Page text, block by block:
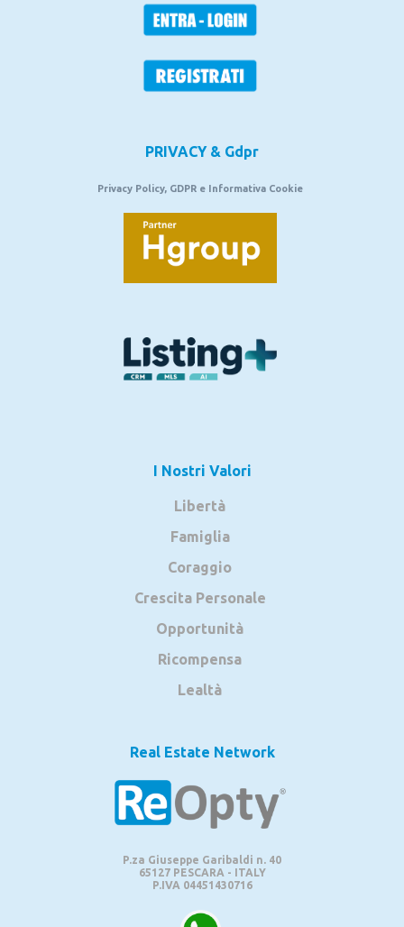
PRIVACY & Gdpr
Privacy Policy, GDPR e Informativa Cookie
I Nostri Valori
Libertà
Famiglia
Coraggio
Crescita Personale
Opportunità
Ricompensa
Lealtà
Real Estate Network
P.za Giuseppe Garibaldi n. 40
65127 PESCARA - ITALY
P.IVA 04451430716